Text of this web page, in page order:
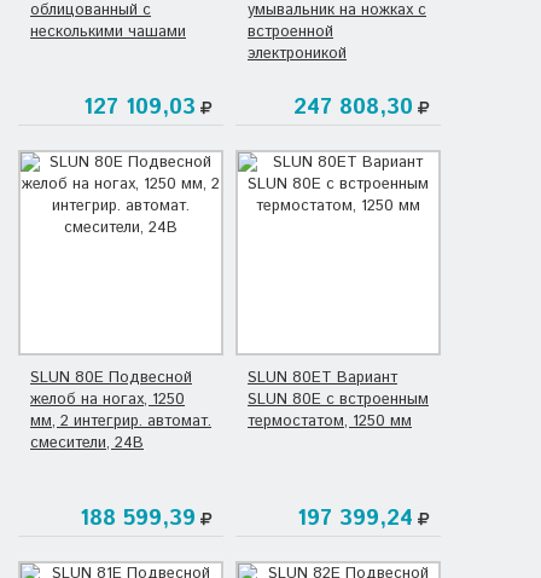
облицованный с
несколькими чашами
127 109,03
умывальник на ножках с
встроенной
электроникой
247 808,30
SLUN 80E Подвесной
желоб на ногах, 1250
мм, 2 интегрир. автомат.
смесители, 24В
188 599,39
SLUN 80ET Вариант
SLUN 80E с встроенным
термостатом, 1250 мм
197 399,24